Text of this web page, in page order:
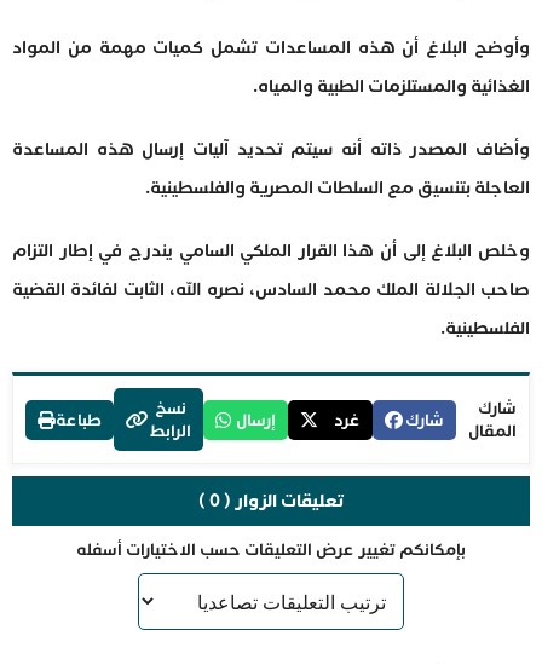
وأوضح البلاغ أن هذه المساعدات تشمل كميات مهمة من المواد
الغذائية والمستلزمات الطبية والمياه.
وأضاف المصدر ذاته أنه سيتم تحديد آليات إرسال هذه المساعدة
العاجلة بتنسيق مع السلطات المصرية والفلسطينية.
وخلص البلاغ إلى أن هذا القرار الملكي السامي يندرج في إطار التزام
صاحب الجلالة الملك محمد السادس، نصره الله، الثابت لفائدة القضية
الفلسطينية.
شارك
المقال
شارك غرد إرسال
نسخ
الرابط
طباعة
تعليقات الزوار ( 0 )
بإمكانكم تغيير عرض التعليقات حسب الاختيارات أسفله